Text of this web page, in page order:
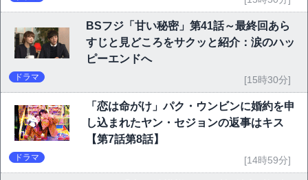
BSフジ「甘い秘密」第41話～最終回あら
すじと見どころをサクッと紹介：涙のハッ
ピーエンドへ
ドラマ [15時30分]
「恋は命がけ」パク・ウンビンに婚約を申
し込まれたヤン・セジョンの返事はキス
【第7話第8話】
ドラマ [14時59分]